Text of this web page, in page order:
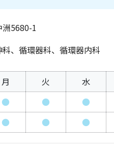
5680-1
、循環器科、循環器内科
月 火 水
● ● ●
● ● ●